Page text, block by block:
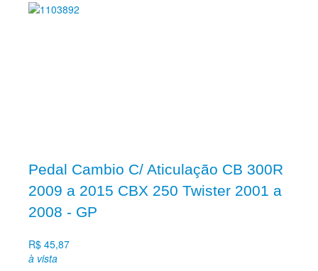
Aro 10
Bonés e Toucas
Calças Street
Camisas
Jaquetas
Pedal Cambio C/ Aticulação CB 300R
2009 a 2015 CBX 250 Twister 2001 a
2008 - GP
R$ 45,87
à vista